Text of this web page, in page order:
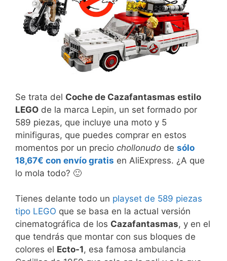
Se trata del Coche de Cazafantasmas estilo
LEGO de la marca Lepin, un set formado por
589 piezas, que incluye una moto y 5
minifiguras, que puedes comprar en estos
momentos por un precio chollonudo de sólo
18,67€ con envío gratis en AliExpress. ¿A que
lo mola todo? 🙂
Tienes delante todo un playset de 589 piezas
tipo LEGO que se basa en la actual versión
cinematográfica de los Cazafantasmas, y en el
que tendrás que montar con sus bloques de
colores el Ecto-1, esa famosa ambulancia